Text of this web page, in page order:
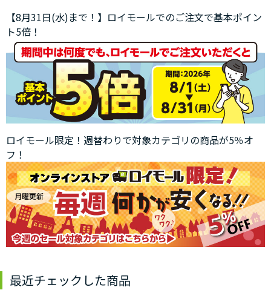
【8月31日(水)まで！】ロイモールでのご注文で基本ポイン
ト5倍！
ロイモール限定！週替わりで対象カテゴリの商品が5％オ
フ！
最近チェックした商品